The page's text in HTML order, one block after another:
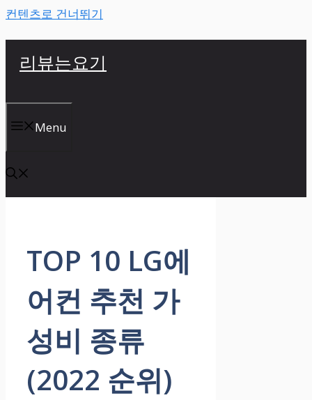
컨텐츠로 건너뛰기
리뷰는요기
Menu
TOP 10 LG에
어컨 추천 가
성비 종류
(2022 순위)